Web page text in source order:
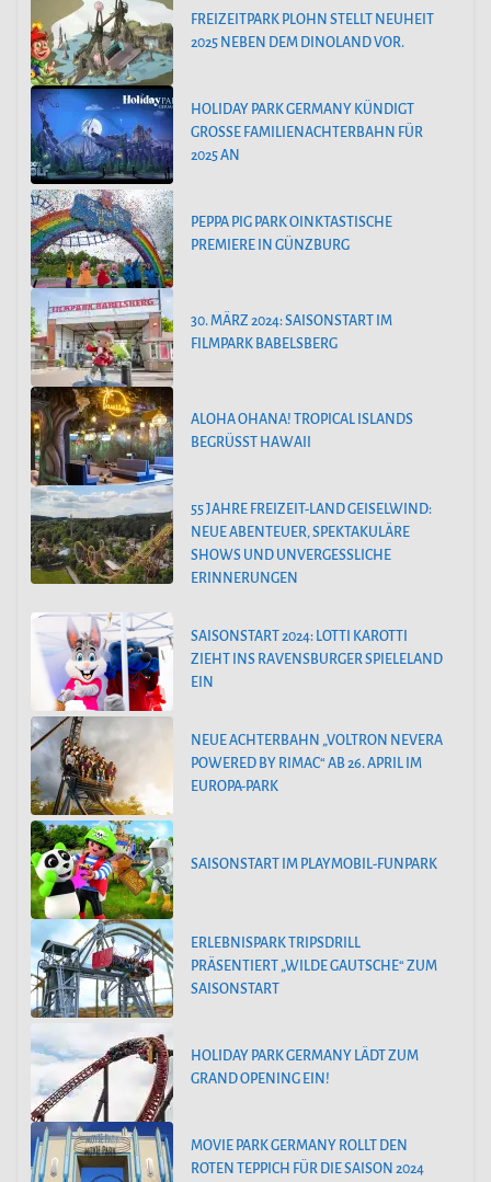
FREIZEITPARK PLOHN STELLT NEUHEIT
2025 NEBEN DEM DINOLAND VOR.
HOLIDAY PARK GERMANY KÜNDIGT
GROSSE FAMILIENACHTERBAHN FÜR 2
025 AN
PEPPA PIG PARK OINKTASTISCHE
PREMIERE IN GÜNZBURG
30. MÄRZ 2024: SAISONSTART IM
FILMPARK BABELSBERG
ALOHA OHANA! TROPICAL ISLANDS
BEGRÜSST HAWAII
55 JAHRE FREIZEIT-LAND GEISELWIND:
NEUE ABENTEUER, SPEKTAKULÄRE
SHOWS UND UNVERGESSLICHE
ERINNERUNGEN
SAISONSTART 2024: LOTTI KAROTTI
ZIEHT INS RAVENSBURGER SPIELELAND
EIN
NEUE ACHTERBAHN „VOLTRON NEVERA
POWERED BY RIMAC“ AB 26. APRIL IM
EUROPA-PARK
SAISONSTART IM PLAYMOBIL-FUNPARK
ERLEBNISPARK TRIPSDRILL
PRÄSENTIERT „WILDE GAUTSCHE“ ZUM
SAISONSTART
HOLIDAY PARK GERMANY LÄDT ZUM
GRAND OPENING EIN!
MOVIE PARK GERMANY ROLLT DEN
ROTEN TEPPICH FÜR DIE SAISON 2024